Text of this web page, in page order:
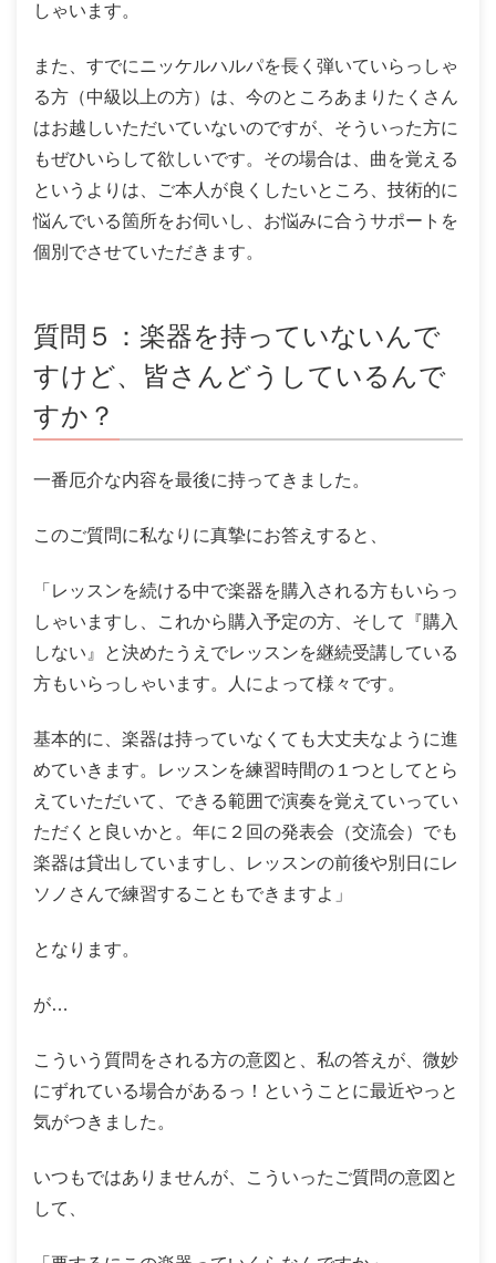
しゃいます。
また、すでにニッケルハルパを長く弾いていらっしゃ
る方（中級以上の方）は、今のところあまりたくさん
はお越しいただいていないのですが、そういった方に
もぜひいらして欲しいです。その場合は、曲を覚える
というよりは、ご本人が良くしたいところ、技術的に
悩んでいる箇所をお伺いし、お悩みに合うサポートを
個別でさせていただきます。
質問５：楽器を持っていないんで
すけど、皆さんどうしているんで
すか？
一番厄介な内容を最後に持ってきました。
このご質問に私なりに真摯にお答えすると、
「レッスンを続ける中で楽器を購入される方もいらっ
しゃいますし、これから購入予定の方、そして『購入
しない』と決めたうえでレッスンを継続受講している
方もいらっしゃいます。人によって様々です。
基本的に、楽器は持っていなくても大丈夫なように進
めていきます。レッスンを練習時間の１つとしてとら
えていただいて、できる範囲で演奏を覚えていってい
ただくと良いかと。年に２回の発表会（交流会）でも
楽器は貸出していますし、レッスンの前後や別日にレ
ソノさんで練習することもできますよ」
となります。
が…
こういう質問をされる方の意図と、私の答えが、微妙
にずれている場合があるっ！ということに最近やっと
気がつきました。
いつもではありませんが、こういったご質問の意図と
して、